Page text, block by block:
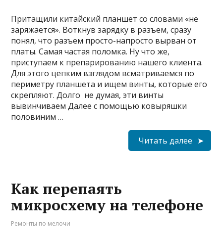
Притащили китайский планшет со словами «не
заряжается». Воткнув зарядку в разъем, сразу
понял, что разъем просто-напросто вырван от
платы. Самая частая поломка. Ну что же,
приступаем к препарированию нашего клиента.
Для этого цепким взглядом всматриваемся по
периметру планшета и ищем винты, которые его
скрепляют. Долго не думая, эти винты
вывинчиваем Далее с помощью ковыряшки
половиним …
Читать далее
Как перепаять
микросхему на телефоне
Ремонты по мелочи